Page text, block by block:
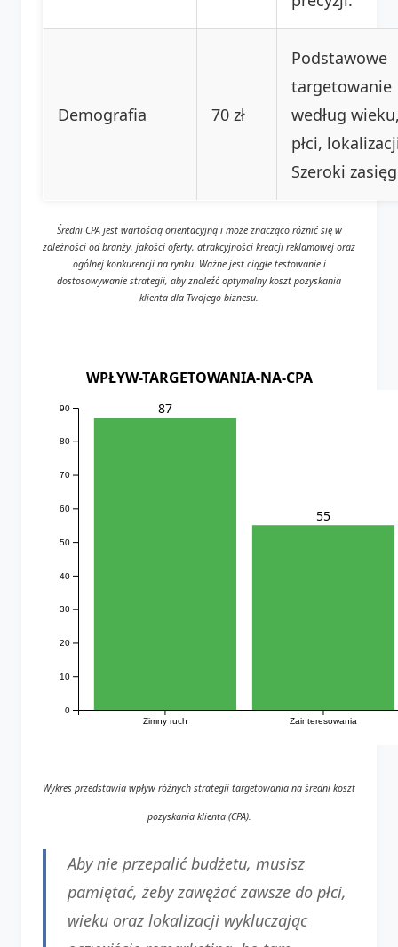
Demografia 70 zł
Podstawowe
targetowanie
według
płci,
Szeroki
Średni CPA jest wartością orientacyjną i może znacząco różnić się w
zależności od branży, jakości oferty, atrakcyjności kreacji reklamowej oraz
ogólnej konkurencji na rynku. Ważne jest ciągłe testowanie i
dostosowywanie strategii, aby znaleźć optymalny koszt pozyskania
klienta dla Twojego biznesu.
WPŁYW-TARGETOWANIA-NA-CPA
Zimny ruch Zainteresowania
0
10
20
30
40
50
60
70
80
90 87
55
Wykres przedstawia wpływ różnych strategii targetowania na średni koszt
pozyskania klienta (CPA).
Aby nie przepalić budżetu, musisz
pamiętać, żeby zawężać zawsze do płci,
wieku oraz lokalizacji wykluczając